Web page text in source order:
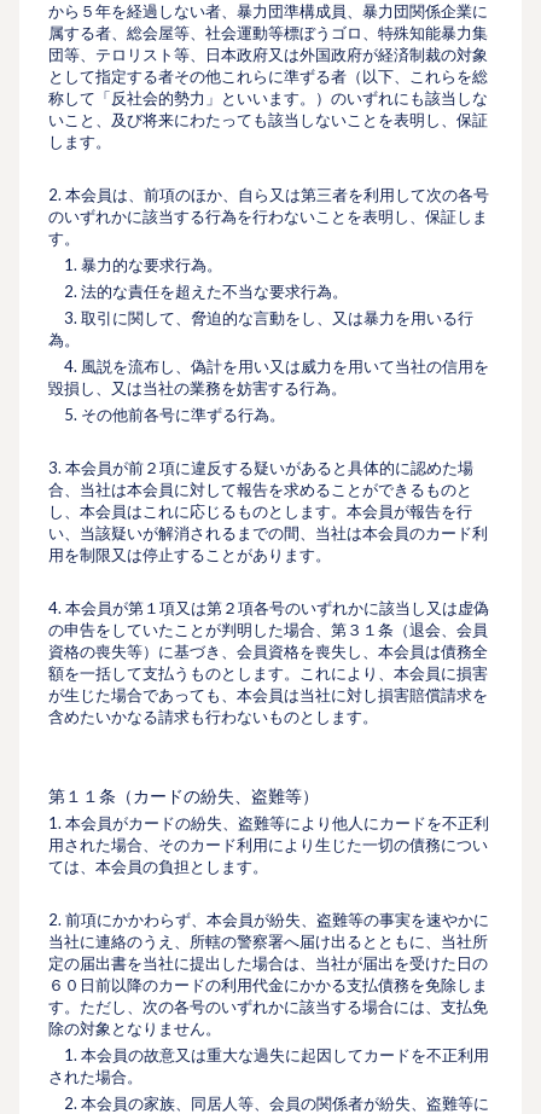
から５年を経過しない者、暴⼒団準構成員、暴⼒団関係企業に
属する者、総会屋等、社会運動等標ぼうゴロ、特殊知能暴⼒集
団等、テロリスト等、⽇本政府又は外国政府が経済制裁の対象
として指定する者その他これらに準ずる者（以下、これらを総
称して「反社会的勢⼒」といいます。）のいずれにも該当しな
いこと、及び将来にわたっても該当しないことを表明し、保証
します。
2. 本会員は、前項のほか、⾃ら又は第三者を利⽤して次の各号
のいずれかに該当する⾏為を⾏わないことを表明し、保証しま
す。
1. 暴⼒的な要求⾏為。
2. 法的な責任を超えた不当な要求⾏為。
3. 取引に関して、脅迫的な⾔動をし、又は暴⼒を⽤いる⾏
為。
4. ⾵説を流布し、偽計を⽤い又は威⼒を⽤いて当社の信⽤を
毀損し、又は当社の業務を妨害する⾏為。
5. その他前各号に準ずる⾏為。
3. 本会員が前２項に違反する疑いがあると具体的に認めた場
合、当社は本会員に対して報告を求めることができるものと
し、本会員はこれに応じるものとします。本会員が報告を⾏
い、当該疑いが解消されるまでの間、当社は本会員のカード利
⽤を制限又は停⽌することがあります。
4. 本会員が第１項又は第２項各号のいずれかに該当し又は虚偽
の申告をしていたことが判明した場合、第３１条（退会、会員
資格の喪失等）に基づき、会員資格を喪失し、本会員は債務全
額を⼀括して⽀払うものとします。これにより、本会員に損害
が⽣じた場合であっても、本会員は当社に対し損害賠償請求を
含めたいかなる請求も⾏わないものとします。
第１１条（カードの紛失、盗難等）
1. 本会員がカードの紛失、盗難等により他⼈にカードを不正利
⽤された場合、そのカード利⽤により⽣じた⼀切の債務につい
ては、本会員の負担とします。
2. 前項にかかわらず、本会員が紛失、盗難等の事実を速やかに
当社に連絡のうえ、所轄の警察署へ届け出るとともに、当社所
定の届出書を当社に提出した場合は、当社が届出を受けた⽇の
６０⽇前以降のカードの利⽤代⾦にかかる⽀払債務を免除しま
す。ただし、次の各号のいずれかに該当する場合には、⽀払免
除の対象となりません。
1. 本会員の故意又は重⼤な過失に起因してカードを不正利用
された場合。
2. 本会員の家族、同居⼈等、会員の関係者が紛失、盗難等に